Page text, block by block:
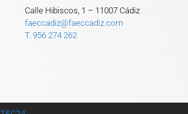
Calle Hibiscos, 1 – 11007 Cádiz
faeccadiz@faeccadiz.com
T. 956 274 262